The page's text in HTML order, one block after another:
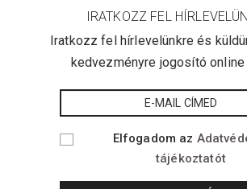
IRATKOZZ FEL
Iratkozz fel hírlevelünkre és
kedvezményre jogosító online
Elfogadom az
tájékoztatót